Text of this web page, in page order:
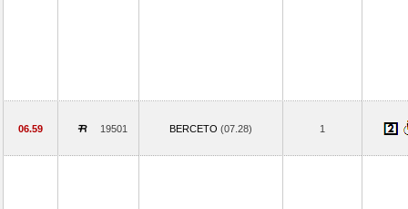
06.59 19501 BERCETO (07.28) 1